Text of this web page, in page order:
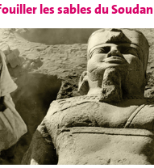
les sables du Soudan